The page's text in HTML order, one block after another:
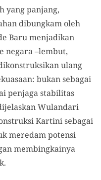
yang panjang,
dibungkam oleh
Baru menjadikan
negara –lembut,
ulang
bukan sebagai
penjaga stabilitas
Wulandari
Kartini sebagai
meredam potensi
membingkainya